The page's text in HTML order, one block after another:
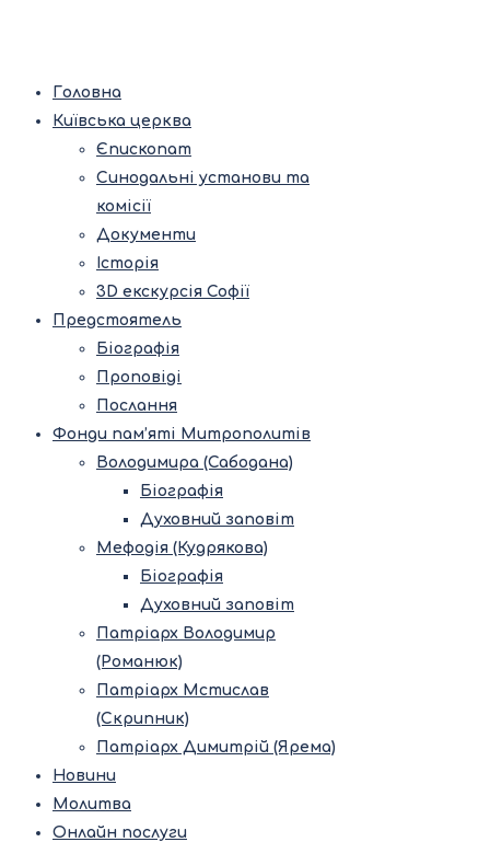
Головна
Київська церква
Єпископат
Синодальні установи та
комісії
Документи
Історія
3D екскурсія Софії
Предстоятель
Біографія
Проповіді
Послання
Фонди пам’яті Митрополитів
Володимира (Сабодана)
Біографія
Духовний заповіт
Мефодія (Кудрякова)
Біографія
Духовний заповіт
Патріарх Володимир
(Романюк)
Патріарх Мстислав
(Скрипник)
Патріарх Димитрій (Ярема)
Новини
Молитва
Онлайн послуги